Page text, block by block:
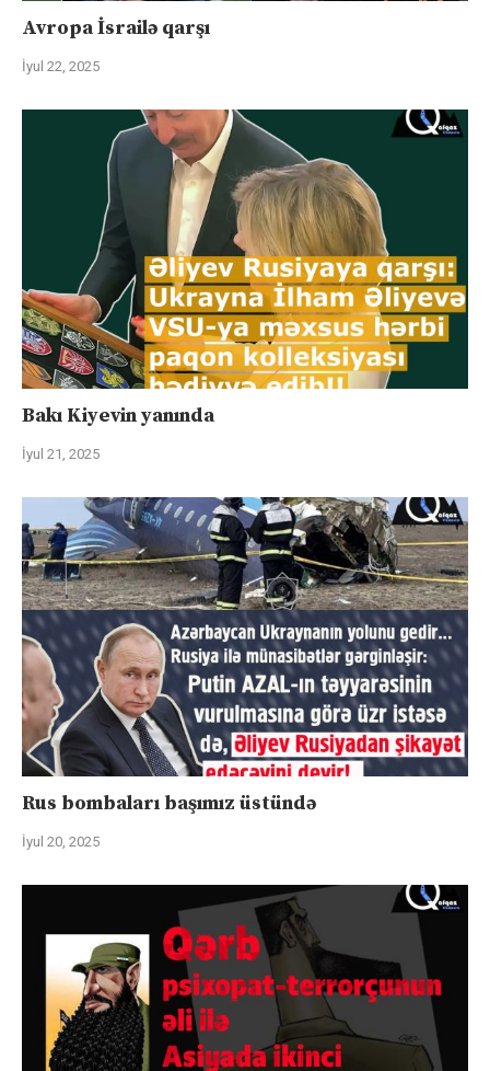
Avropa İsrailə qarşı
İyul 22, 2025
Bakı Kiyevin yanında
İyul 21, 2025
Rus bombaları başımız üstündə
İyul 20, 2025